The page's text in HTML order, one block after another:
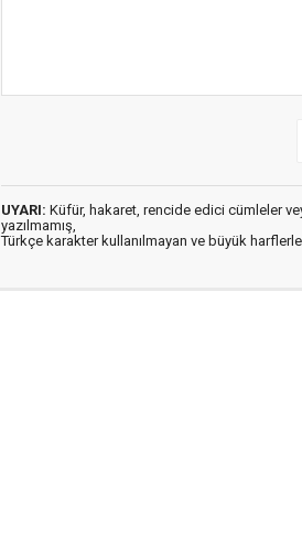
UYARI: Küfür, hakaret, rencide edici cümleler
yazılmamış,
Türkçe karakter kullanılmayan ve büyük